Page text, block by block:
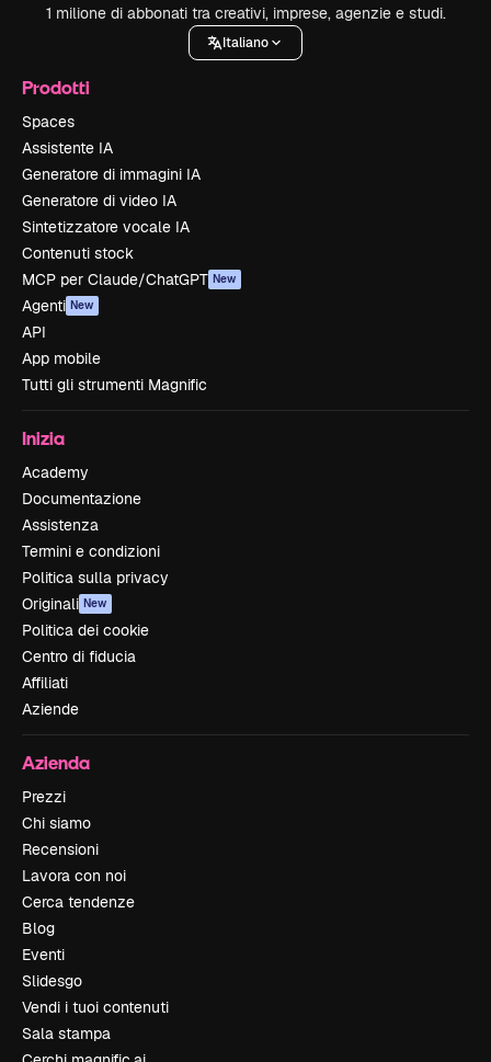
1 milione di abbonati tra creativi, imprese, agenzie e studi.
Italiano
Prodotti
Spaces
Assistente IA
Generatore di immagini IA
Generatore di video IA
Sintetizzatore vocale IA
Contenuti stock
MCP per Claude/ChatGPT New
Agenti New
API
App mobile
Tutti gli strumenti Magnific
Inizia
Academy
Documentazione
Assistenza
Termini e condizioni
Politica sulla privacy
Originali New
Politica dei cookie
Centro di fiducia
Affiliati
Aziende
Azienda
Prezzi
Chi siamo
Recensioni
Lavora con noi
Cerca tendenze
Blog
Eventi
Slidesgo
Vendi i tuoi contenuti
Sala stampa